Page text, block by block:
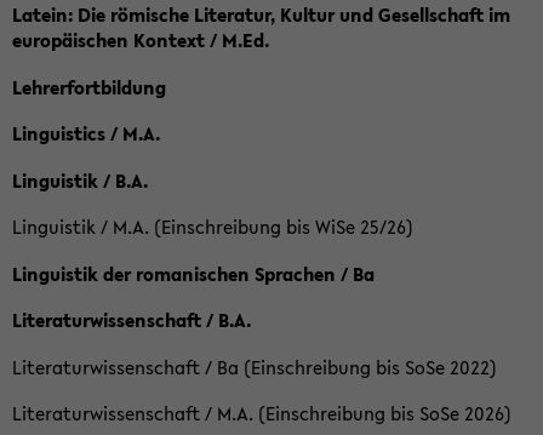
Latein: Die römische Literatur, Kultur und Gesellschaft im
europäischen Kontext / M.Ed.
Lehrerfortbildung
Linguistics / M.A.
Linguistik / B.A.
Linguistik / M.A. (Einschreibung bis WiSe 25/26)
Linguistik der romanischen Sprachen / Ba
Literaturwissenschaft / B.A.
Literaturwissenschaft / Ba (Einschreibung bis SoSe 2022)
Literaturwissenschaft / M.A. (Einschreibung bis SoSe 2026)